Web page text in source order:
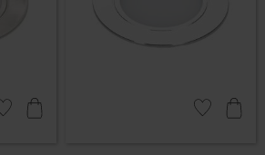
Lagre som favoritt Lagre som